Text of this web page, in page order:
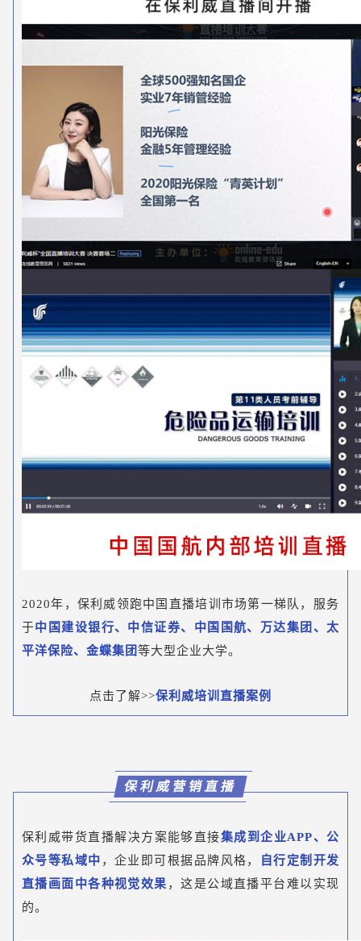
2020年，保利威领跑中国直播培训市场第一梯队，服务
于中国建设银行、中信证券、中国国航、万达集团、太
平洋保险、金蝶集团等大型企业大学。
点击了解>>保利威培训直播案例
保利威营销直播
保利威带货直播解决方案能够直接集成到企业APP、公
众号等私域中 ，企业即可根据品牌风格，
自行定制开发
直播画面中各种视觉效果 ，这是公域直播平台难以实现
的。